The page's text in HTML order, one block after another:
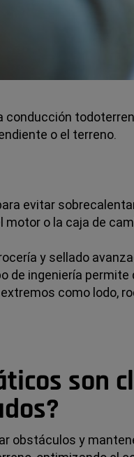
o el terreno.
evitar
o la caja de
y sellado
ingeniería
como lodo,
son
obstáculos y